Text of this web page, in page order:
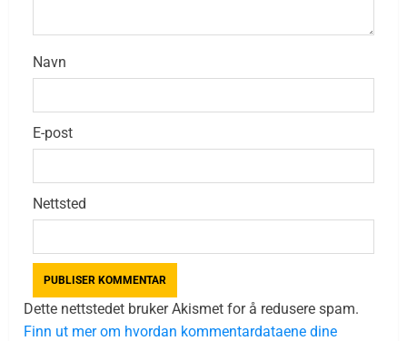
Navn
E-post
Nettsted
Dette nettstedet bruker Akismet for å redusere spam.
Finn ut mer om hvordan kommentardataene dine